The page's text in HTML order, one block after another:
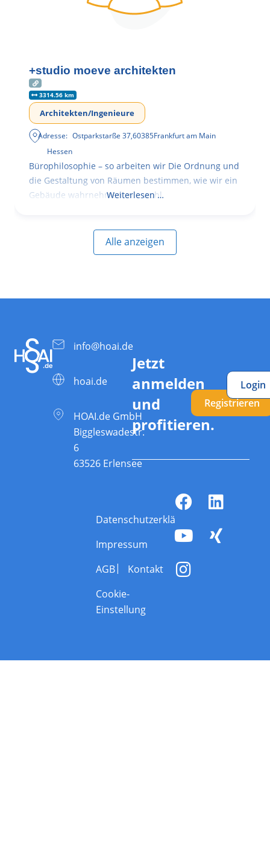
+studio moeve architekten
3314.56 km
Architekten/Ingenieure
Adresse: Ostparkstarße 37,60385Frankfurt am Main
Hessen
Bürophilosophie – so arbeiten wir Die Ordnung und
die Gestaltung von Räumen bestimmen, wie wir ein
Gebäude wahrnehmen, wie wohl
Weiterlesen …
Alle anzeigen
info@hoai.de
hoai.de
HOAI.de GmbH
Biggleswadestr.
6
63526 Erlensee
Jetzt
anmelden
und
profitieren.
Registrieren
Login
Datenschutzerklärung
Impressum
AGB
Kontakt
Cookie-
Einstellung